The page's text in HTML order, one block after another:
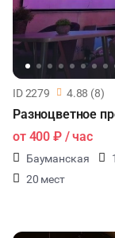
ID 2279 4.88 (8)
Разноцветное
от 400 ₽/ час
Бауманская
20 мест